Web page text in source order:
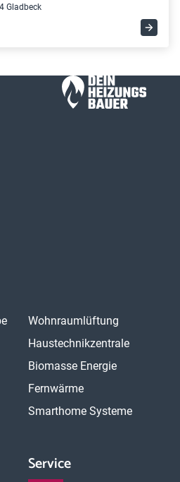
Gladbeck
Wohnraumlüftung
Haustechnikzentrale
Biomasse Energie
Fernwärme
Smarthome Systeme
Service